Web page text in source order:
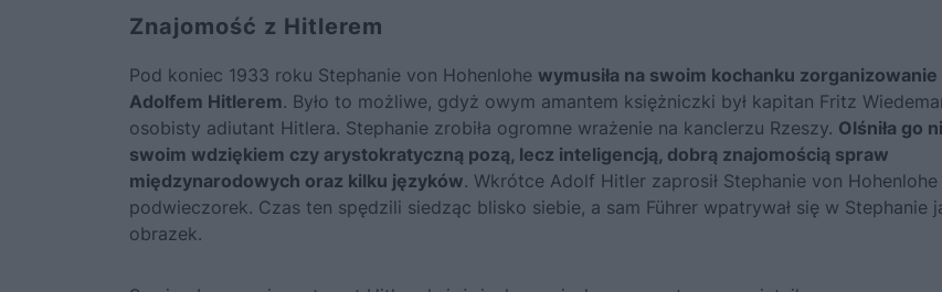
Znajomość z Hitlerem
Pod koniec 1933 roku Stephanie von Hohenlohe wymusiła na swoim kochanku
Adolfem Hitlerem. Było to możliwe, gdyż owym amantem księżniczki był kapitan Fritz
osobisty adiutant Hitlera. Stephanie zrobiła ogromne wrażenie na kanclerzu Rzeszy. Olśniła go
swoim wdziękiem czy arystokratyczną pozą, lecz inteligencją, dobrą znajomością spraw
międzynarodowych oraz kilku języków. Wkrótce Adolf Hitler zaprosił Stephanie von Hohenlohe
podwieczorek. Czas ten spędzili siedząc blisko siebie, a sam Führer wpatrywał się w Stephanie
obrazek.